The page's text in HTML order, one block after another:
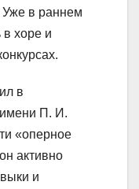
Уже в раннем
в хоре и
в
П. И.
«оперное
активно
и